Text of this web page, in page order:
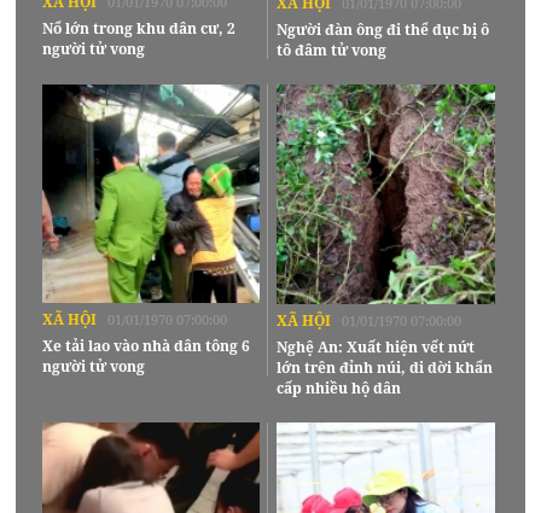
Nổ lớn trong khu dân cư, 2
người tử vong
Người đàn ông đi thể dục bị ô
tô đâm tử vong
XÃ HỘI 01/01/1970 07:00:00
Xe tải lao vào nhà dân tông 6
người tử vong
XÃ HỘI 01/01/1970 07:00:00
Nghệ An: Xuất hiện vết nứt
lớn trên đỉnh núi, di dời khẩn
cấp nhiều hộ dân